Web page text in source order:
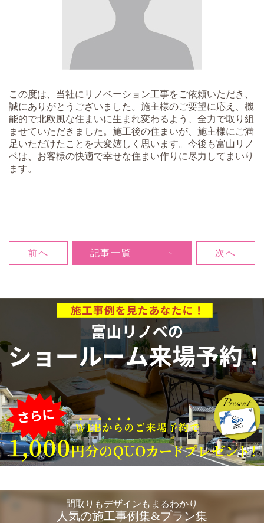
この度は、当社にリノベーション工事をご依頼いただき、
誠にありがとうございました。施主様のご要望に応え、機
能的で北欧風な住まいに生まれ変わるよう、全力で取り組
ませていただきました。施工後の住まいが、施主様にご満
足いただけたことを大変嬉しく思います。今後も富山リノ
ベは、お客様の快適で幸せな住まい作りに尽力してまいり
ます。
前へ 記事一覧 次へ
間取りもデザインもまるわかり
人気の施工事例集&プラン集